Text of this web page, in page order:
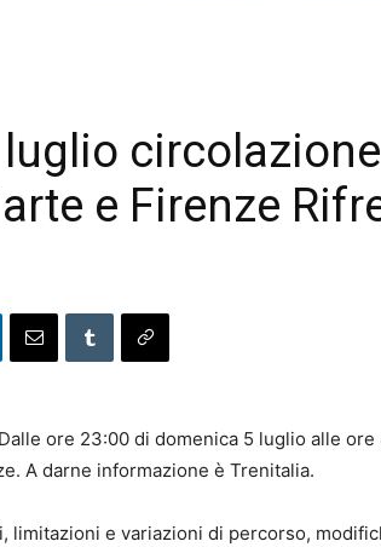
e Firenze
ore 23:00 di domenica 5 luglio alle
A darne informazione è Trenitalia.
limitazioni e variazioni di percorso,